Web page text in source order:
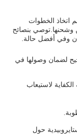
الخطوات
بنصائح
وفي أفضل حالة.
لضمان وصولها في
لاستيعاب
حول